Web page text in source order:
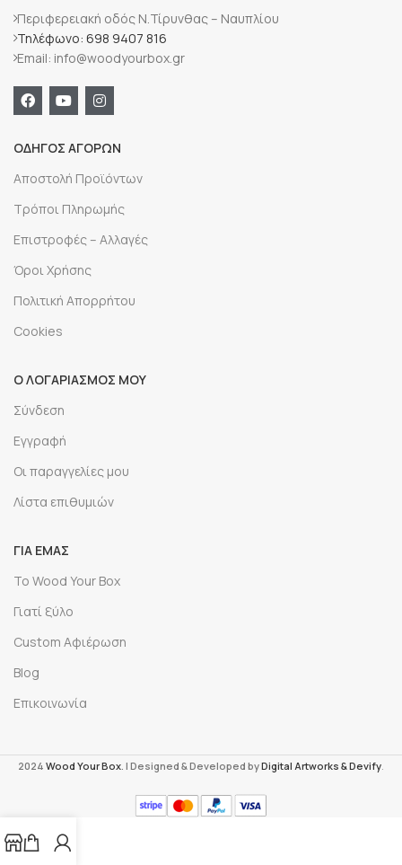
Περιφερειακή οδός Ν.Τίρυνθας – Ναυπλίου
Τηλέφωνο: 698 9407 816
Email: info@woodyourbox.gr
ΟΔΗΓΟΣ ΑΓΟΡΩΝ
Αποστολή Προϊόντων
Τρόποι Πληρωμής
Επιστροφές – Αλλαγές
Όροι Χρήσης
Πολιτική Απορρήτου
Cookies
Ο ΛΟΓΑΡΙΑΣΜΟΣ ΜΟΥ
Σύνδεση
Εγγραφή
Οι παραγγελίες μου
Λίστα επιθυμιών
ΓΙΑ ΕΜΆΣ
Το Wood Your Box
Γιατί ξύλο
Custom Αφιέρωση
Blog
Επικοινωνία
2024 Wood Your Box . | Designed & Developed byDigital Artworks & Devify